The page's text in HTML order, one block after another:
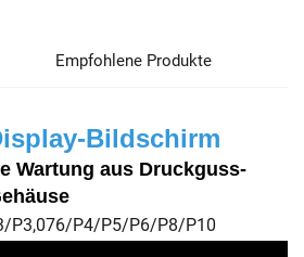
Empfohlene Produkte
Bildschirm
Wartung aus Druckguss-
P3,076/P4/P5/P6/P8/P10